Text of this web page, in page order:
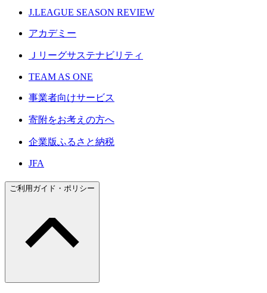
J.LEAGUE SEASON REVIEW
アカデミー
Ｊリーグサステナビリティ
TEAM AS ONE
事業者向けサービス
寄附をお考えの方へ
企業版ふるさと納税
JFA
ご利用ガイド・ポリシー